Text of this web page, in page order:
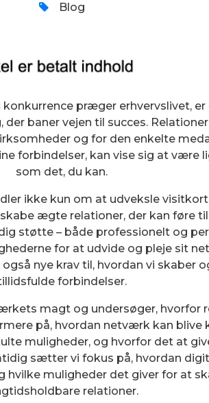
Blog
konkurrence præger erhvervslivet,
baner vejen til succes.
og for den enkelte
forbindelser, kan vise sig at være
som det, du kan.
ikke kun om at udveksle
ægte relationer, der kan føre
støtte – både professionelt og
for at udvide og pleje sit
nye krav til, hvordan vi skaber
forbindelser.
magt og undersøger, hvorfor
på, hvordan netværk kan blive
muligheder, og hvorfor det at
sætter vi fokus på, hvordan
hvilke muligheder det giver for at
relationer.